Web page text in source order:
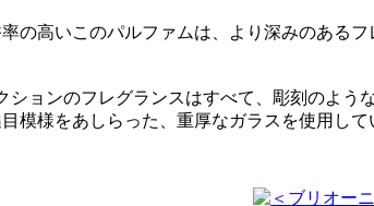
の高いこのパルファムは、より深みのある
ションのフレグランスはすべて、彫刻のよ
模様をあしらった、重厚なガラスを使用して